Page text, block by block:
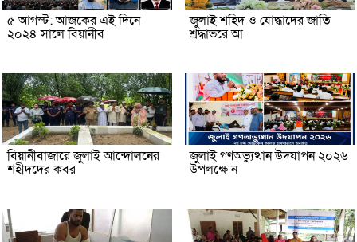
৫ আগস্ট: আজকের এই দিনে
২০২৪ সালে বিয়ানীব
জুলাই শহিদ ও যোদ্ধাদের জাতি
শ্রদ্ধাভরে আ
বিয়ানীবাজারে জুলাই আন্দোলনের
শহীদদের কবর
জুলাই গণঅভ্যুত্থান উদযাপন ২০২৬
উপলক্ষে ন